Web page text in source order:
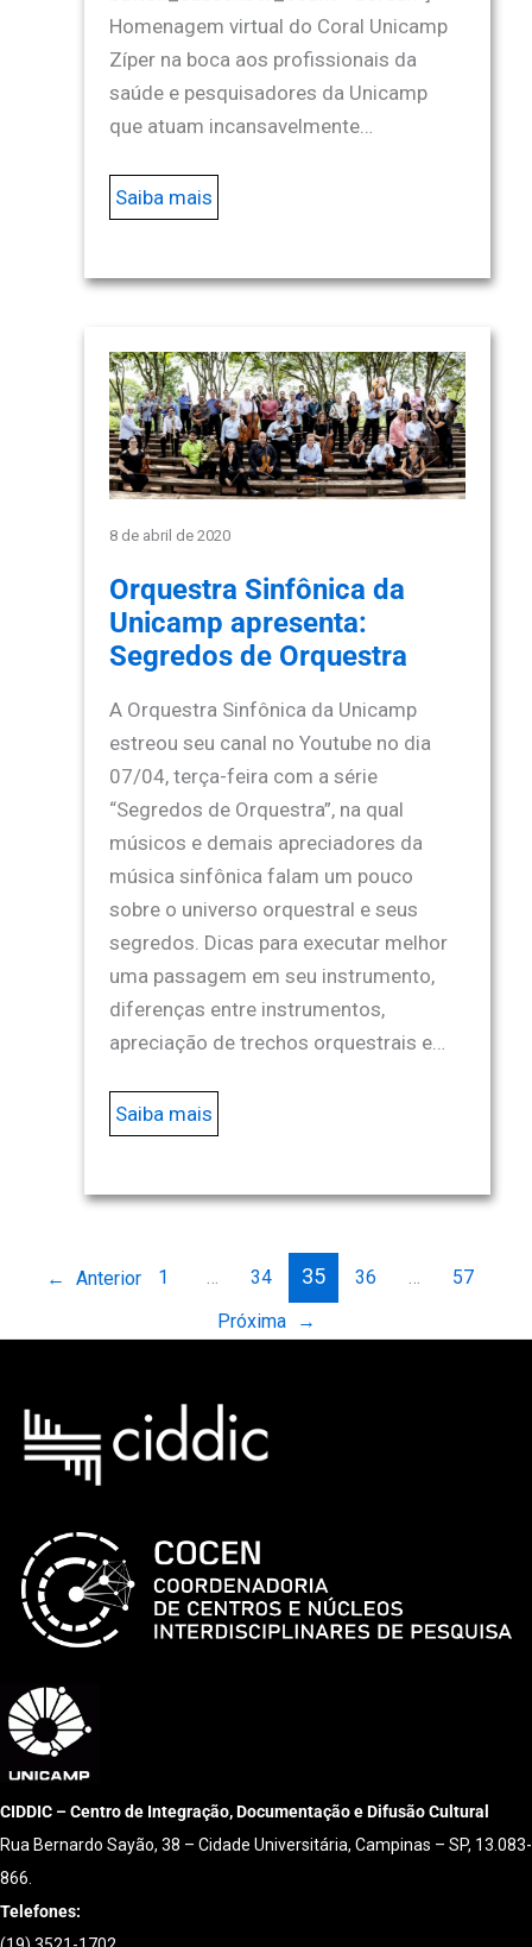
Homenagem virtual do Coral Unicamp
Zíper na boca aos profissionais da
saúde e pesquisadores da Unicamp
que atuam incansavelmente…
Saiba mais
8 de abril de 2020
Orquestra Sinfônica da
Unicamp apresenta:
Segredos de Orquestra
A Orquestra Sinfônica da Unicamp
estreou seu canal no Youtube no dia
07/04, terça-feira com a série
“Segredos de Orquestra”, na qual
músicos e demais apreciadores da
música sinfônica falam um pouco
sobre o universo orquestral e seus
segredos. Dicas para executar melhor
uma passagem em seu instrumento,
diferenças entre instrumentos,
apreciação de trechos orquestrais e…
Saiba mais
← Anterior 1 34 35 36
57
Próxima
→
CIDDIC – Centro de Integração, Documentação e Difusão Cultural
Rua Bernardo Sayão, 38 – Cidade Universitária, Campinas – SP, 13.083-
866.
Telefones: